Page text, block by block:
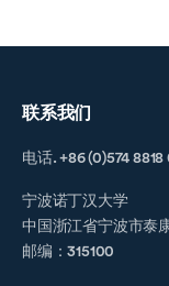
联系我们
电话. +86 (0)574
宁波诺丁汉大学
中国浙江省宁波市泰
邮编：315100